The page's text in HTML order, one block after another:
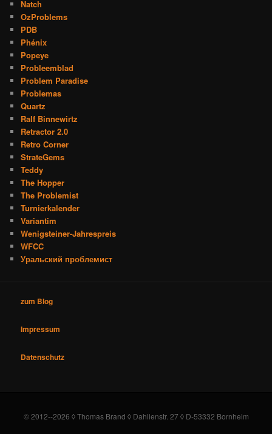
Natch
OzProblems
PDB
Phénix
Popeye
Probleemblad
Problem Paradise
Problemas
Quartz
Ralf Binnewirtz
Retractor 2.0
Retro Corner
StrateGems
Teddy
The Hopper
The Problemist
Turnierkalender
Variantim
Wenigsteiner-Jahrespreis
WFCC
Уральский проблемист
zum Blog
Impressum
Datenschutz
© 2012--2026 ◊ Thomas Brand ◊ Dahlienstr. 27 ◊ D-53332 Bornheim